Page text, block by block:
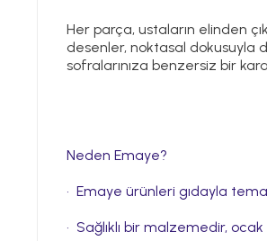
Her parça, ustaların elinden
desenler, noktasal dokusuyla
sofralarınıza benzersiz bir
Neden Emaye?
•⁠ ⁠Emaye ürünleri gıdayla
•⁠ ⁠Sağlıklı bir malzemedir,